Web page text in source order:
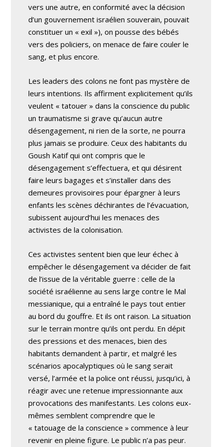
vers une autre, en conformité avec la décision
d’un gouvernement israélien souverain, pouvait
constituer un « exil »), on pousse des bébés
vers des policiers, on menace de faire couler le
sang, et plus encore.
Les leaders des colons ne font pas mystère de
leurs intentions. Ils affirment explicitement qu’ils
veulent « tatouer » dans la conscience du public
un traumatisme si grave qu’aucun autre
désengagement, ni rien de la sorte, ne pourra
plus jamais se produire. Ceux des habitants du
Goush Katif qui ont compris que le
désengagement s’effectuera, et qui désirent
faire leurs bagages et s’installer dans des
demeures provisoires pour épargner à leurs
enfants les scènes déchirantes de l’évacuation,
subissent aujourd’hui les menaces des
activistes de la colonisation.
Ces activistes sentent bien que leur échec à
empêcher le désengagement va décider de fait
de l’issue de la véritable guerre : celle de la
société israélienne au sens large contre le Mal
messianique, qui a entraîné le pays tout entier
au bord du gouffre. Et ils ont raison. La situation
sur le terrain montre qu’ils ont perdu. En dépit
des pressions et des menaces, bien des
habitants demandent à partir, et malgré les
scénarios apocalyptiques où le sang serait
versé, l’armée et la police ont réussi, jusqu’ici, à
réagir avec une retenue impressionnante aux
provocations des manifestants. Les colons eux-
mêmes semblent comprendre que le
« tatouage de la conscience » commence à leur
revenir en pleine figure. Le public n’a pas peur.